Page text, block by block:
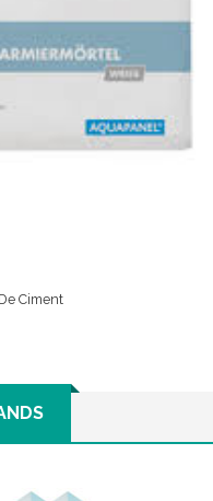
Ciment